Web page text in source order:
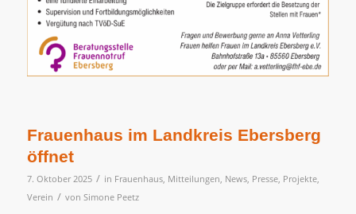
Frauenhaus im Landkreis Ebersberg
öffnet
7. Oktober 2025 / in Frauenhaus, Mitteilungen News, Presse, Projekte,
Verein / von Simone Peetz